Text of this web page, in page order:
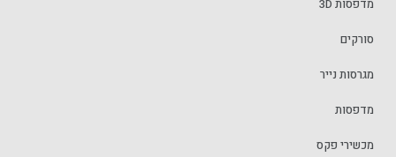
מדפסות 3D
סורקים
מגרסות נייר
מדפסות
מכשירי פקס